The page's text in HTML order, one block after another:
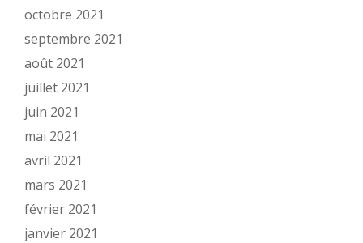
octobre 2021
septembre 2021
août 2021
juillet 2021
juin 2021
mai 2021
avril 2021
mars 2021
février 2021
janvier 2021